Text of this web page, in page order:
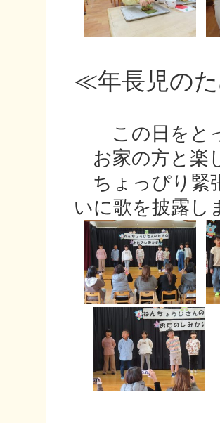
≪年長児の
この日をとっ
お家の方と楽
ちょっぴり緊
いに歌を披露し